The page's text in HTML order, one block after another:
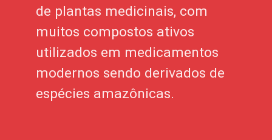
de plantas medicinais, com
muitos compostos ativos
utilizados em medicamentos
modernos sendo derivados de
espécies amazônicas.